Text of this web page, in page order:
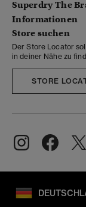
Superdry The
Informationen
Store suchen
Der Store Locator
in deiner Nähe zu
STORE